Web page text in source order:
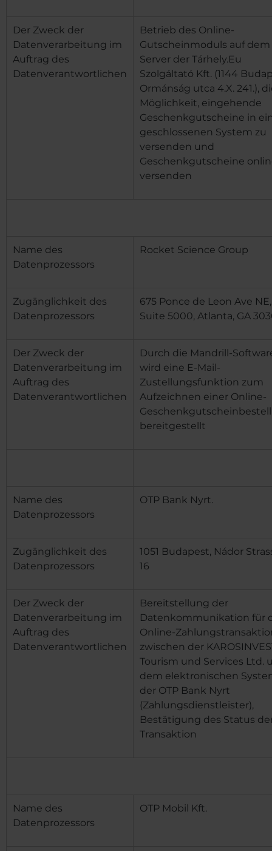
Der Zweck der
Datenverarbeitung im
Auftrag des
Datenverantwortlichen
Betrieb des Online-
Gutscheinmoduls auf dem
Server der Tárhely.Eu
Szolgáltató Kft. (1144
Ormánság utca 4.X. 241.),
Möglichkeit, eingehende
Geschenkgutscheine in
geschlossenen System zu
versenden und
Geschenkgutscheine
versenden
Name des
Datenprozessors
Rocket Science Group
Zugänglichkeit des
Datenprozessors
675 Ponce de Leon Ave NE,
Suite 5000, Atlanta, GA
Der Zweck der
Datenverarbeitung im
Auftrag des
Datenverantwortlichen
Durch die Mandrill-
wird eine E-Mail-
Zustellungsfunktion zum
Aufzeichnen einer Online-
bereitgestellt
Name des
Datenprozessors
OTP Bank Nyrt.
Zugänglichkeit des
Datenprozessors
1051 Budapest, Nádor
16
Der Zweck der
Datenverarbeitung im
Auftrag des
Datenverantwortlichen
Bereitstellung der
Datenkommunikation für
Online-
zwischen der
Tourism und Services Ltd.
dem elektronischen
der OTP Bank Nyrt
(Zahlungsdienstleister),
Bestätigung des Status
Transaktion
Name des
Datenprozessors
OTP Mobil Kft.